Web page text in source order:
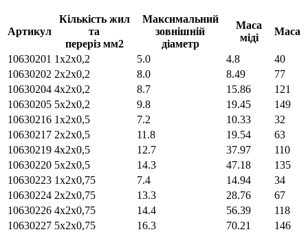
Артикул
Кількість жил
та
переріз мм2
Максимальний
зовнішній
діаметр
Маса
міді
Маса
10630201 1х2х0,2 5.0 4.8
40
10630202 2х2х0,2 8.0 8.49
77
10630204 4х2х0,2 8.7 15.86
121
10630205 5х2х0,2 9.8 19.45
149
10630216 1х2х0,5 7.2 10.33
32
10630217 2х2х0,5 11.8 19.54
63
10630219 4х2х0,5 12.7 37.97
110
10630220 5х2х0,5 14.3 47.18
135
10630223 1х2х0,75 7.4 14.94
34
10630224 2х2х0,75 13.3 28.76
67
10630226 4х2х0,75 14.4 56.39
118
10630227 5х2х0,75 16.3 70.21
146